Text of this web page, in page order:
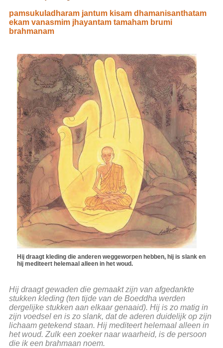
pamsukuladharam jantum kisam dhamanisanthatam
ekam vanasmim jhayantam tamaham brumi
brahmanam
Hij draagt kleding die anderen weggeworpen hebben, hij is slank en
hij mediteert helemaal alleen in het woud.
Hij draagt gewaden die gemaakt zijn van afgedankte
stukken kleding (ten tijde van de Boeddha werden
dergelijke stukken aan elkaar genaaid). Hij is zo matig in
zijn voedsel en is zo slank, dat de aderen duidelijk op zijn
lichaam getekend staan. Hij mediteert helemaal alleen in
het woud. Zulk een zoeker naar waarheid, is de persoon
die ik een brahmaan noem.